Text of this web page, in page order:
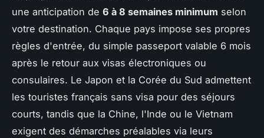
une anticipation de 6 à 8 semaines minimum selon
votre destination. Chaque pays impose ses propres
règles d'entrée, du simple passeport valable 6 mois
après le retour aux visas électroniques ou
consulaires. Le Japon et la Corée du Sud admettent
les touristes français sans visa pour des séjours
courts, tandis que la Chine, l'Inde ou le Vietnam
exigent des démarches préalables via leurs